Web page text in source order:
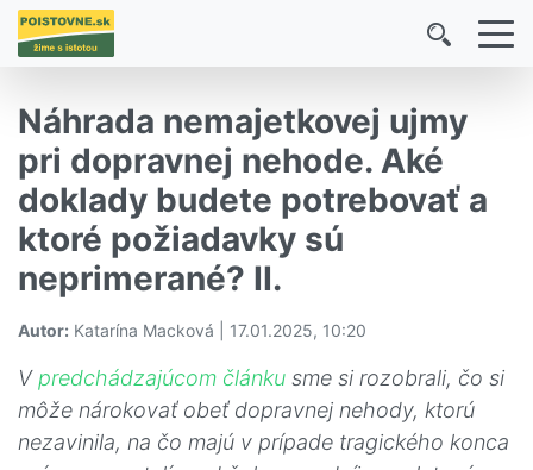
Náhrada nemajetkovej ujmy
pri dopravnej nehode. Aké
doklady budete potrebovať a
ktoré požiadavky sú
neprimerané? II.
Autor: Katarína Macková | 17.01.2025, 10:20
V predchádzajúcom článku sme si rozobrali, čo si
môže nárokovať obeť dopravnej nehody, ktorú
nezavinila, na čo majú v prípade tragického konca